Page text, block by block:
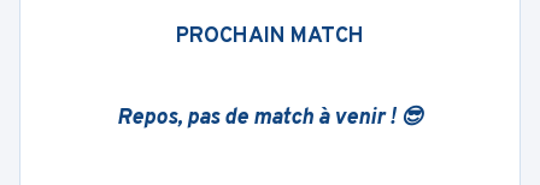
PROCHAIN MATCH
Repos, pas de match à venir ! 😎